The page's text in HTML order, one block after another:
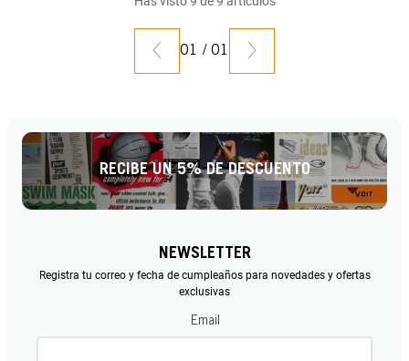
01 / 01
RECIBE UN 5% DE DESCUENTO
NEWSLETTER
Registra tu correo y fecha de cumpleaños para novedades y ofertas
exclusivas
Email